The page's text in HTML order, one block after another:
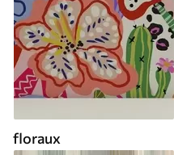
floraux